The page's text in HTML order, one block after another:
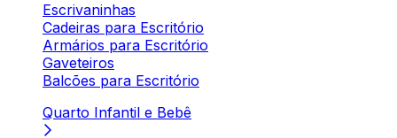
Escrivaninhas
Cadeiras para Escritório
Armários para Escritório
Gaveteiros
Balcões para Escritório
Quarto Infantil e Bebê